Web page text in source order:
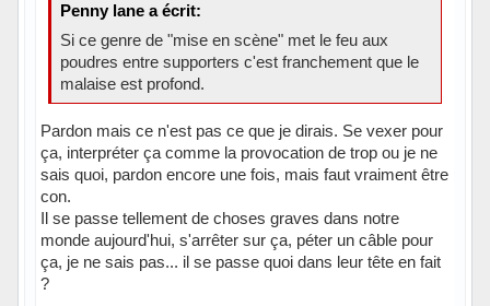
Penny lane a écrit:
Si ce genre de "mise en scène" met le feu aux
poudres entre supporters c'est franchement que le
malaise est profond.
Pardon mais ce n'est pas ce que je dirais. Se vexer pour
ça, interpréter ça comme la provocation de trop ou je ne
sais quoi, pardon encore une fois, mais faut vraiment être
con.
Il se passe tellement de choses graves dans notre
monde aujourd'hui, s'arrêter sur ça, péter un câble pour
ça, je ne sais pas... il se passe quoi dans leur tête en fait
?